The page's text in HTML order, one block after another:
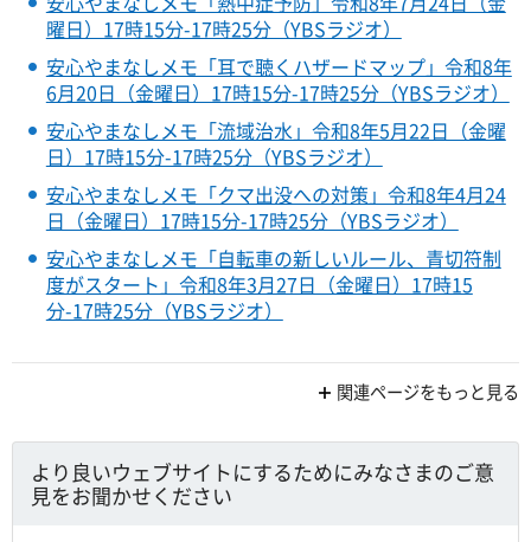
曜日）17時15分-17時25分（YBSラジオ）
安心やまなしメモ「耳で聴くハザードマップ」令和8年
6月20日（金曜日）17時15分-17時25分（YBSラジオ）
安心やまなしメモ「流域治水」令和8年5月22日（金曜
日）17時15分-17時25分（YBSラジオ）
安心やまなしメモ「クマ出没への対策」令和8年4月24
日（金曜日）17時15分-17時25分（YBSラジオ）
安心やまなしメモ「自転車の新しいルール、青切符制
度がスタート」令和8年3月27日（金曜日）17時15
分-17時25分（YBSラジオ）
関連ページをもっと見る
より良いウェブサイトにするためにみなさまのご意
見をお聞かせください